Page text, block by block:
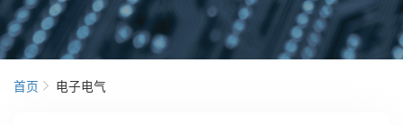
首页 电子电气